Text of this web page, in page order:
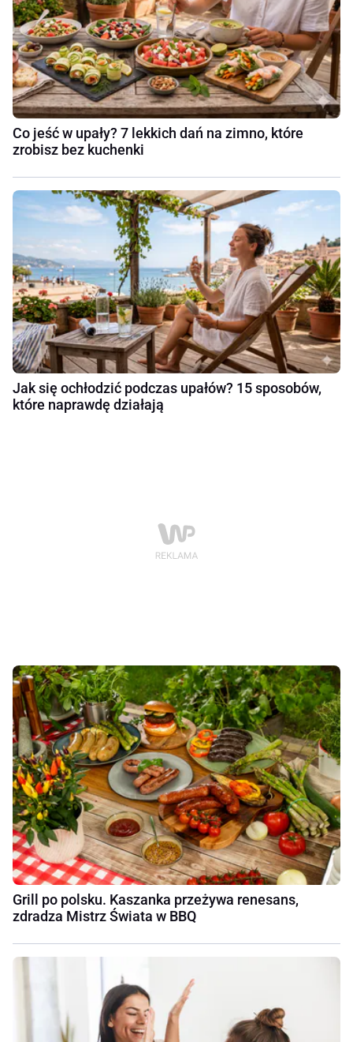
Co jeść w upały? 7 lekkich dań na zimno, które
zrobisz bez kuchenki
Jak się ochłodzić podczas upałów? 15 sposobów,
które naprawdę działają
Grill po polsku. Kaszanka przeżywa renesans,
zdradza Mistrz Świata w BBQ